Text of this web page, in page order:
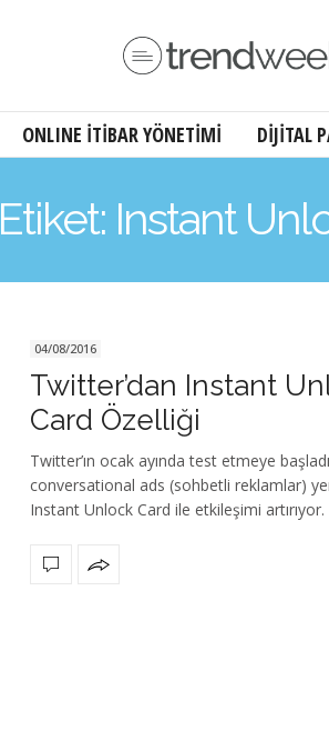
ONLINE İTİBAR YÖNETİMİ DİJİTAL
Etiket: Instant
04/08/2016
Twitter’dan Instant
Card Özelliği
Twitter’ın ocak ayında test etmeye
conversational ads (sohbetli reklamlar)
Instant Unlock Card ile etkileşimi artırıyor.